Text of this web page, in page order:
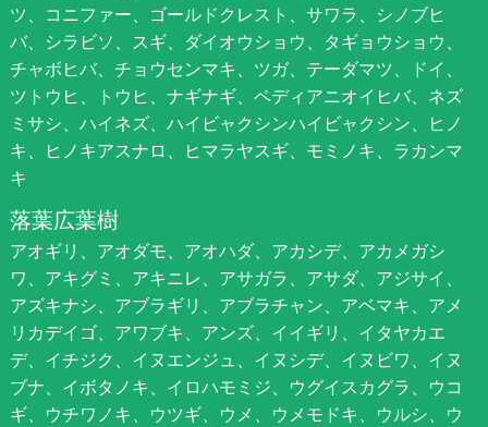
ツ、コニファー、ゴールドクレスト、サワラ、シノブヒ
バ、シラビソ、スギ、ダイオウショウ、タギョウショウ、
チャボヒバ、チョウセンマキ、ツガ、テーダマツ、ドイ、
ツトウヒ、トウヒ、ナギナギ、ペディアニオイヒバ、ネズ
ミサシ、ハイネズ、ハイビャクシンハイビャクシン、ヒノ
キ、ヒノキアスナロ、ヒマラヤスギ、モミノキ、ラカンマ
キ
落葉広葉樹
アオギリ、アオダモ、アオハダ、アカシデ、アカメガシ
ワ、アキグミ、アキニレ、アサガラ、アサダ、アジサイ、
アズキナシ、アブラギリ、アブラチャン、アベマキ、アメ
リカデイゴ、アワブキ、アンズ、イイギリ、イタヤカエ
デ、イチジク、イヌエンジュ、イヌシデ、イヌビワ、イヌ
ブナ、イボタノキ、イロハモミジ、ウグイスカグラ、ウコ
ギ、ウチワノキ、ウツギ、ウメ、ウメモドキ、ウルシ、ウ